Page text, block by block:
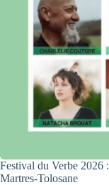
Festival du Verbe 2026
Martres-Tolosane